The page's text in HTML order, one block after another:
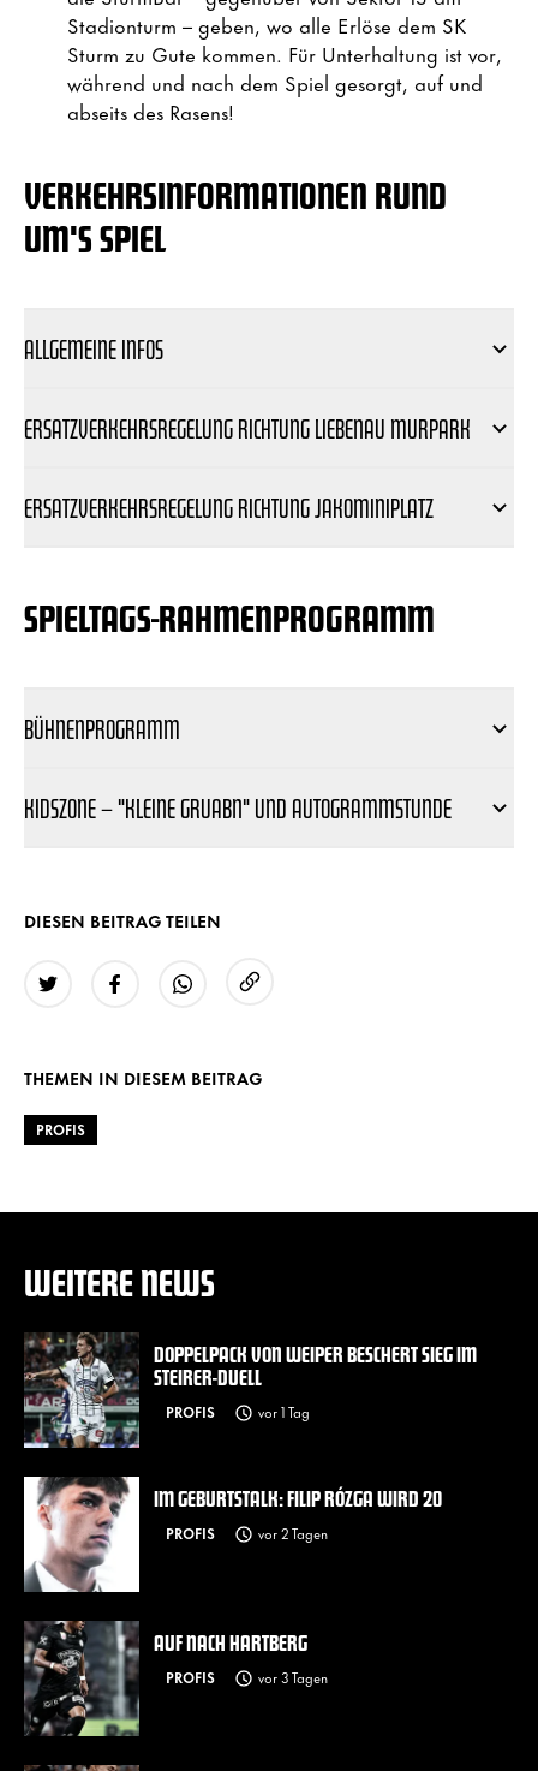
Stadionturm – geben, wo alle Erlöse dem SK
Sturm zu Gute kommen. Für Unterhaltung ist vor,
während und nach dem Spiel gesorgt, auf und
abseits des Rasens!
VERKEHRSINFORMATIONEN RUND
UM'S SPIEL
ALLGEMEINE INFOS
ERSATZVERKEHRSREGELUNG RICHTUNG LIEBENAU MURPARK
ERSATZVERKEHRSREGELUNG RICHTUNG JAKOMINIPLATZ
SPIELTAGS-RAHMENPROGRAMM
BÜHNENPROGRAMM
KIDSZONE – "KLEINE GRUABN" UND AUTOGRAMMSTUNDE
DIESEN BEITRAG TEILEN
THEMEN IN DIESEM BEITRAG
PROFIS
WEITERE NEWS
DOPPELPACK VON WEIPER BESCHERT SIEG IM
STEIRER-DUELL
PROFIS vor 1 Tag
IM GEBURTSTALK: FILIP RÓZGA WIRD 20
PROFIS vor 2 Tagen
AUF NACH HARTBERG
PROFIS vor 3 Tagen